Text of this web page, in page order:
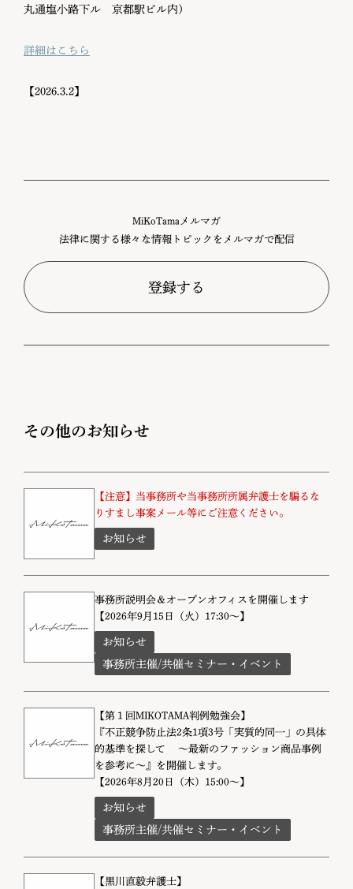
丸通塩小路下ル 京都駅ビル内）
詳細はこちら
【2026.3.2】
MiKoTamaメルマガ
法律に関する様々な情報トピックをメルマガで配信
登録する
その他のお知らせ
【注意】当事務所や当事務所所属弁護士を騙るな
りすまし事案メール等にご注意ください。
お知らせ
事務所説明会＆オープンオフィスを開催します
【2026年9月15日（火）17:30～】
お知らせ
事務所主催/共催セミナー・イベント
【第１回MIKOTAMA判例勉強会】
『不正競争防止法2条1項3号「実質的同一」の具体
的基準を探して ～最新のファッション商品事例
を参考に～』を開催します。
【2026年8月20日（木）15:00～】
お知らせ
事務所主催/共催セミナー・イベント
【黒川直毅弁護士】